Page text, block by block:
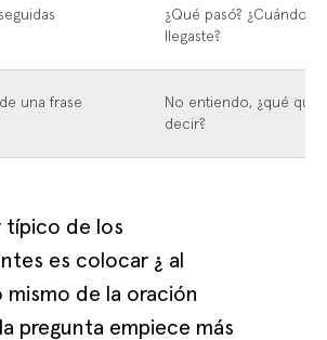
¿Qué pasó? ¿Cuándo
llegaste?
una frase
No entiendo, ¿qué
decir?
típico de los
es colocar ¿ al
mismo de la oración
pregunta empiece más